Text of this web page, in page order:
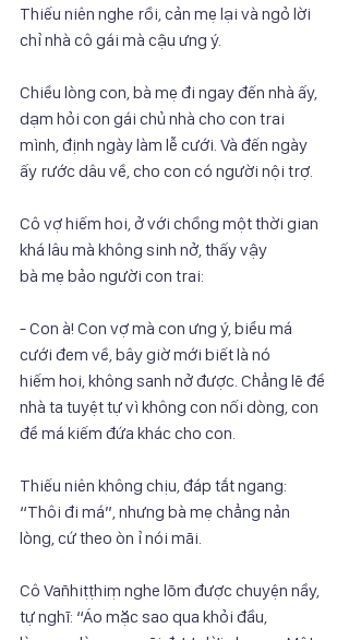
Thiếu niên nghe rồi, cản mẹ lại và ngỏ lời
chỉ nhà cô gái mà cậu ưng ý.
Chiều lòng con, bà mẹ đi ngay đến nhà ấy,
dạm hỏi con gái chủ nhà cho con trai
mình, định ngày làm lễ cưới. Và đến ngày
ấy rước dâu về, cho con có người nội trợ.
Cô vợ hiếm hoi, ở với chồng một thời gian
khá lâu mà không sinh nở, thấy vậy
bà mẹ bảo người con trai:
- Con à! Con vợ mà con ưng ý, biểu má
cưới đem về, bây giờ mới biết là nó
hiếm hoi, không sanh nở được. Chẳng lẽ để
nhà ta tuyệt tự vì không con nối dòng, con
để má kiếm đứa khác cho con.
Thiếu niên không chịu, đáp tắt ngang:
“Thôi đi má”, nhưng bà mẹ chẳng nản
lòng, cứ theo òn ỉ nói mãi.
Cô Vañhiṭṭhiṃ nghe lõm được chuyện nầy,
tự nghĩ: “Áo mặc sao qua khỏi đầu,